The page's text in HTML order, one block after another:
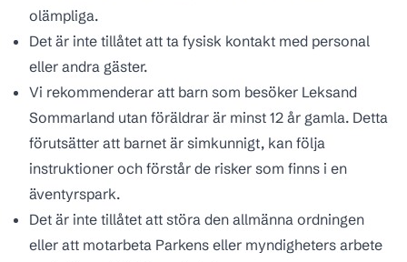
olämpliga.
Det är inte tillåtet att ta fysisk kontakt med personal
eller andra gäster.
Vi rekommenderar att barn som besöker Leksand
Sommarland utan föräldrar är minst 12 år gamla. Detta
förutsätter att barnet är simkunnigt, kan följa
instruktioner och förstår de risker som finns i en
äventyrspark.
Det är inte tillåtet att störa den allmänna ordningen
eller att motarbeta Parkens eller myndigheters arbete